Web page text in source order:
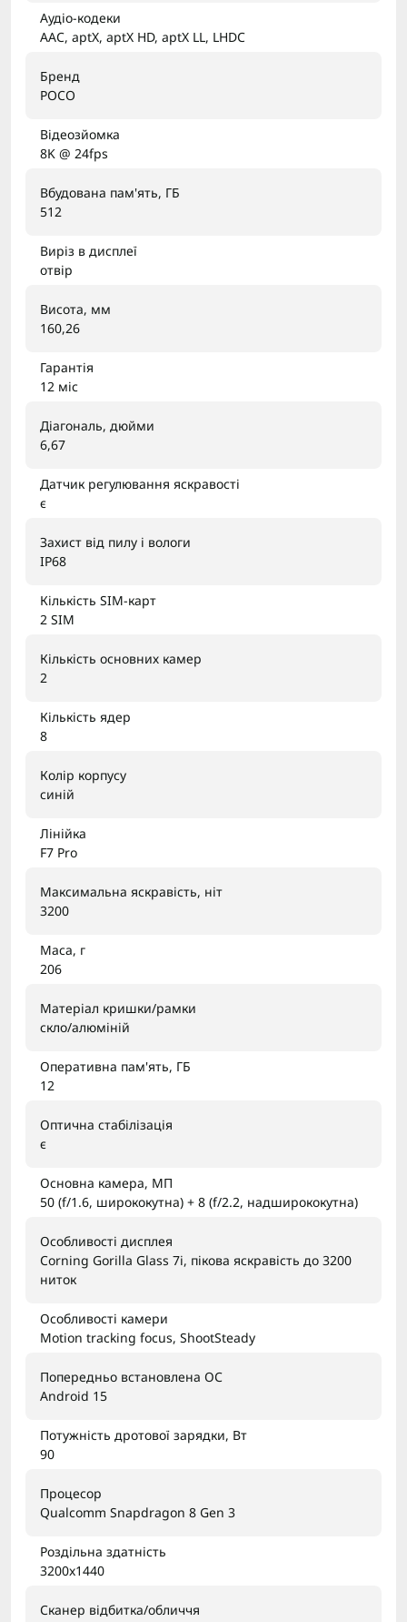
Аудіо-кодеки
AAC, aptX, aptX HD, aptX LL, LHDC
Бренд
POCO
Відеозйомка
8K @ 24fps
Вбудована пам'ять, ГБ
512
Виріз в дисплеї
отвір
Висота, мм
160,26
Гарантія
12 міс
Діагональ, дюйми
6,67
Датчик регулювання яскравості
є
Захист від пилу і вологи
IP68
Кількість SIM-карт
2 SIM
Кількість основних камер
2
Кількість ядер
8
Колір корпусу
синій
Лінійка
F7 Pro
Максимальна яскравість, ніт
3200
Маса, г
206
Матеріал кришки/рамки
скло/алюміній
Оперативна пам'ять, ГБ
12
Оптична стабілізація
є
Основна камера, МП
50 (f/1.6, ширококутна) + 8 (f/2.2, надширококутна)
Особливості дисплея
Corning Gorilla Glass 7i, пікова яскравість до 3200
ниток
Особливості камери
Motion tracking focus, ShootSteady
Попередньо встановлена ОС
Android 15
Потужність дротової зарядки, Вт
90
Процесор
Qualcomm Snapdragon 8 Gen 3
Роздільна здатність
3200x1440
Сканер відбитка/обличчя